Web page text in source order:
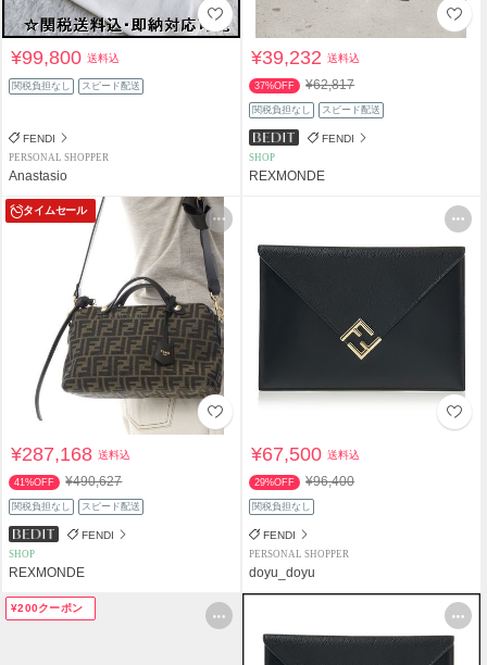
¥99,800送料込
関税負担なし スピード配送
FENDI
PERSONAL SHOPPER
Anastasio
¥39,232送料込
37%OFF ¥62,817
関税負担なし スピード配送
FENDI
SHOP
REXMONDE
タイムセール
¥287,168送料込
41%OFF ¥490,627
関税負担なし スピード配送
FENDI
SHOP
REXMONDE
¥67,500送料込
29%OFF ¥96,400
関税負担なし
FENDI
PERSONAL SHOPPER
doyu_doyu
¥200クーポン